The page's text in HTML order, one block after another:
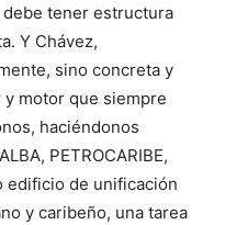
tener estructura
Y Chávez,
sino concreta y
motor que siempre
haciéndonos
PETROCARIBE,
edificio de unificación
y caribeño, una tarea